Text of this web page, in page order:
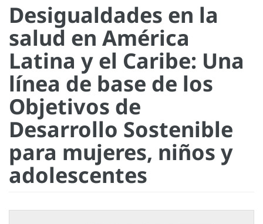
Desigualdades en la
salud en América
Latina y el Caribe: Una
línea de base de los
Objetivos de
Desarrollo Sostenible
para mujeres, niños y
adolescentes